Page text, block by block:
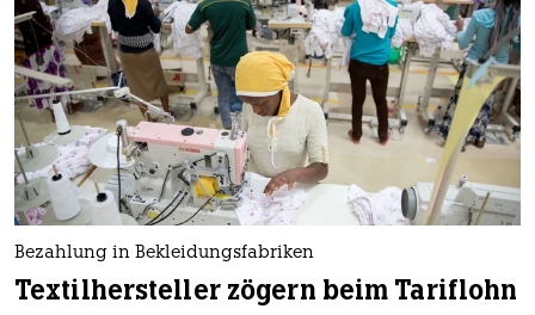
Bezahlung in Bekleidungsfabriken
Textilhersteller zögern beim Tariflohn